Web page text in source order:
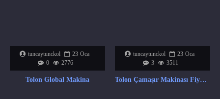
tuncaytunckol 23 Oca
0
2776
Tolon Global Makina
tuncaytunckol 23 Oca
3
3511
Tolon Çamaşır Makinası Fiyat Listesi